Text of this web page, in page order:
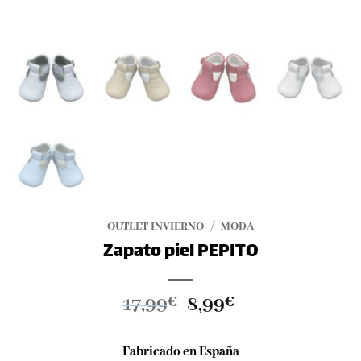
OUTLET INVIERNO / MODA
Zapato piel PEPITO
17,99€ El
original
8,99€El
actual
Fabricado en España